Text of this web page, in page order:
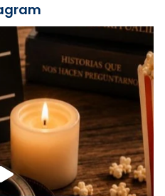
Vatican
iglesia/news/2026-
papa-viaje-